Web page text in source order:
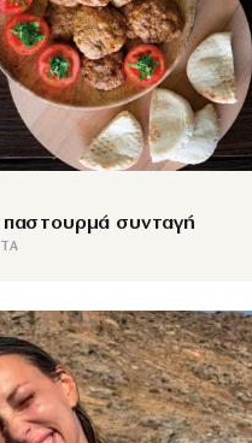
παστουρμά συνταγή